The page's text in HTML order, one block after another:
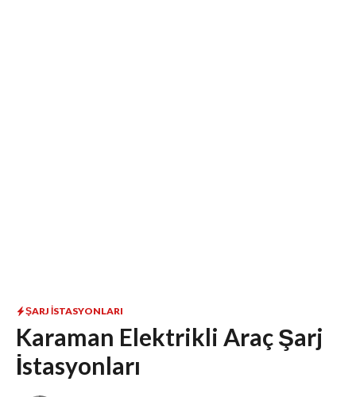
ŞARJ İSTASYONLARI
Karaman Elektrikli Araç Şarj
İstasyonları